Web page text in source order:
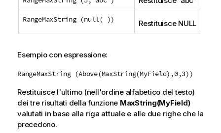
RangeMaxString (null( )) Restituisce NULL
Esempio con espressione:
RangeMaxString (Above(MaxString(MyField),0,3))
Restituisce l'ultimo (nell'ordine alfabetico del testo)
dei tre risultati della funzione MaxString(MyField)
valutati in base alla riga attuale e alle due righe che la
precedono.